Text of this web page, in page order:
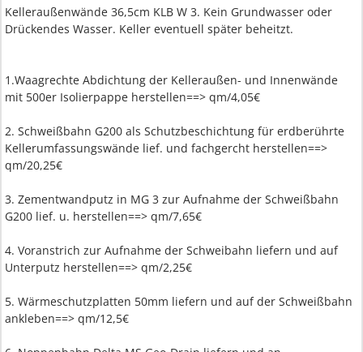
Kelleraußenwände 36,5cm KLB W 3. Kein Grundwasser oder
Drückendes Wasser. Keller eventuell später beheitzt.
1.Waagrechte Abdichtung der Kelleraußen- und Innenwände
mit 500er Isolierpappe herstellen==> qm/4,05€
2. Schweißbahn G200 als Schutzbeschichtung für erdberührte
Kellerumfassungswände lief. und fachgercht herstellen==>
qm/20,25€
3. Zementwandputz in MG 3 zur Aufnahme der Schweißbahn
G200 lief. u. herstellen==> qm/7,65€
4. Voranstrich zur Aufnahme der Schweibahn liefern und auf
Unterputz herstellen==> qm/2,25€
5. Wärmeschutzplatten 50mm liefern und auf der Schweißbahn
ankleben==> qm/12,5€